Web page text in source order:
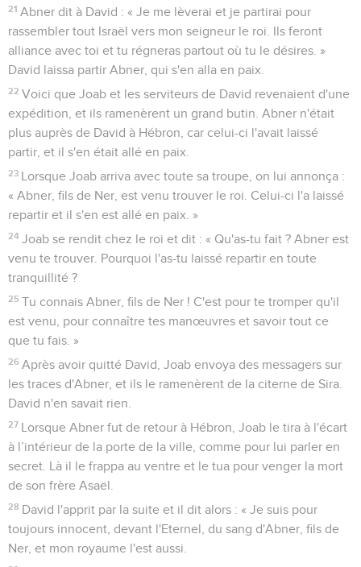
21 Abner dit à David : « Je me lèverai et je partirai pour
rassembler tout Israël vers mon seigneur le roi. Ils feront
alliance avec toi et tu régneras partout où tu le désires. »
David laissa partir Abner, qui s'en alla en paix.
22 Voici que Joab et les serviteurs de David revenaient d'une
expédition, et ils ramenèrent un grand butin. Abner n'était
plus auprès de David à Hébron, car celui-ci l'avait laissé
partir, et il s'en était allé en paix.
23 Lorsque Joab arriva avec toute sa troupe, on lui annonça :
« Abner, fils de Ner, est venu trouver le roi. Celui-ci l'a laissé
repartir et il s'en est allé en paix. »
24 Joab se rendit chez le roi et dit : « Qu'as-tu fait ? Abner est
venu te trouver. Pourquoi l'as-tu laissé repartir en toute
tranquillité ?
25 Tu connais Abner, fils de Ner ! C'est pour te tromper qu'il
est venu, pour connaître tes manœuvres et savoir tout ce
que tu fais. »
26 Après avoir quitté David, Joab envoya des messagers sur
les traces d'Abner, et ils le ramenèrent de la citerne de Sira.
David n'en savait rien.
27 Lorsque Abner fut de retour à Hébron, Joab le tira à l'écart
à l’intérieur de la porte de la ville, comme pour lui parler en
secret. Là il le frappa au ventre et le tua pour venger la mort
de son frère Asaël.
28 David l'apprit par la suite et il dit alors : « Je suis pour
toujours innocent, devant l'Eternel, du sang d'Abner, fils de
Ner, et mon royaume l'est aussi.